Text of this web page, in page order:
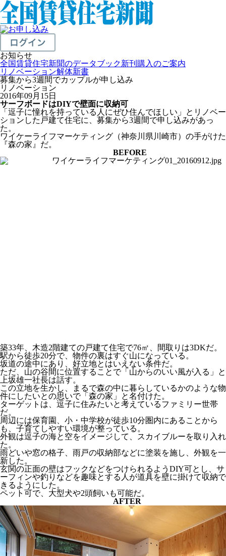
お知らせ
全国賃貸住宅新聞のデータブック新刊購入のご案内
リノベーション解体新書
募集から3週間でカップルが申し込み
リノベーション
2016年09月15日
サーフボードはDIYで壁面に収納可
「逗子に憧れを持っている人にぜひ住んでほしい」とリノベー
ションした戸建て住宅に、募集から3週間で申し込みがあっ
た。
ワイケーライフマーケティング（神奈川県川崎市）の手がけた
『森の家』だ。
BEFORE
築33年、木造2階建ての戸建て住宅で76㎡、間取りは3DKだ。
駅から徒歩20分で、物件の裏はすぐ山になっている。
坂道の途中にあり、好立地とはいえない条件だ。
ただ、山の谷間に位置することで「山からのいい風が入る」と
上坂雄一社長は話す。
この立地を生かし、まるで森の中に暮らしているかのような物
件にしたいとの思いで「森の家」と名付けた。
ターゲットは、逗子に住みたいと考えているファミリー世帯
だ。
周辺には保育園、小・中学校が徒歩10分圏内にあることから
も、子育てしやすい環境が整っている。
外観は逗子の海と空をイメージして、スカイブルーを取り入れ
た。
雨どいや窓の格子、雨戸の収納部などに塗装を施し、外観を一
新した。
玄関の正面の壁はフックなどをつけられるようDIY可とし、サ
ーフィンや釣りなどを趣味とする人が道具を壁に掛けて収納で
きるようにした。
ペット可で、大型犬や2頭飼いも可能だ。
AFTER